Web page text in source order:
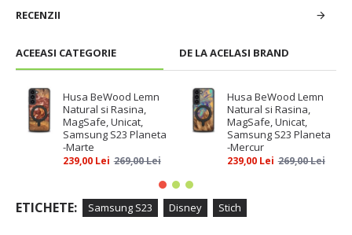
ACEEASI CATEGORIE DE LA ACELASI BRAND
Husa BeWood Lemn
Natural si Rasina,
MagSafe, Unicat,
Samsung S23 Planeta
-Marte
239,00 Lei 269,00 Lei
Husa BeWood Lemn
Natural si Rasina,
MagSafe, Unicat,
Samsung S23 Planeta
-Mercur
239,00 Lei 269,00 Lei
RECENZII
ETICHETE: Samsung S23 Disney Stich